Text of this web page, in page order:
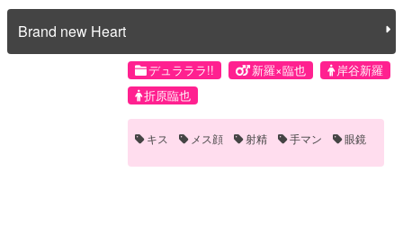
Brand new Heart
デュラララ!! 新羅×臨也
岸谷新羅
折原臨也
キス メス顔 射精 手マン 眼鏡